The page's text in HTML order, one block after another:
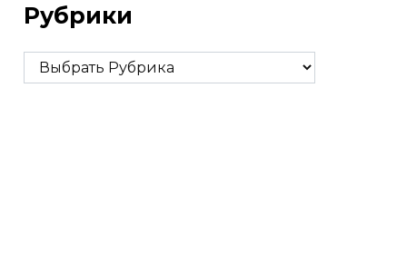
Рубрики
Рубрики